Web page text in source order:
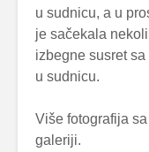
u sudnicu, a u
je sačekala
izbegne susret
u sudnicu.
Više fotografija
galeriji.